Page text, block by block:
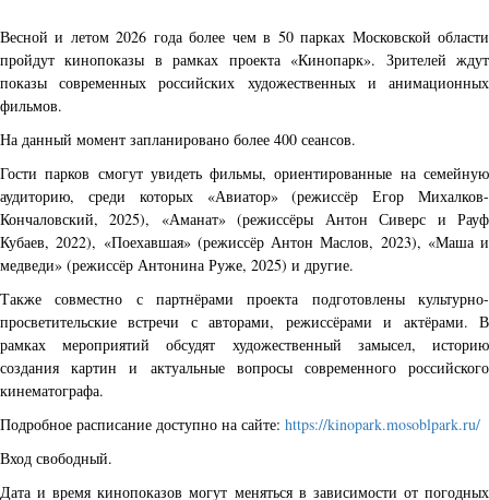
Весной и летом 2026 года более чем в 50 парках Московской области
пройдут кинопоказы в рамках проекта «Кинопарк». Зрителей ждут
показы современных российских художественных и анимационных
фильмов.
На данный момент запланировано более 400 сеансов.
Гости парков смогут увидеть фильмы, ориентированные на семейную
аудиторию, среди которых «Авиатор» (режиссёр Егор Михалков-
Кончаловский, 2025), «Аманат» (режиссёры Антон Сиверс и Рауф
Кубаев, 2022), «Поехавшая» (режиссёр Антон Маслов, 2023), «Маша и
медведи» (режиссёр Антонина Руже, 2025) и другие.
Также совместно с партнёрами проекта подготовлены культурно-
просветительские встречи с авторами, режиссёрами и актёрами. В
рамках мероприятий обсудят художественный замысел, историю
создания картин и актуальные вопросы современного российского
кинематографа.
Подробное расписание доступно на сайте: https://kinopark.mosoblpark.ru/
Вход свободный.
Дата и время кинопоказов могут меняться в зависимости от погодных